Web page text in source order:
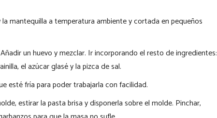
la mantequilla a temperatura ambiente y cortada en pequeños
un huevo y mezclar. Ir incorporando el resto de ingredientes:
el azúcar glasé y la pizca de sal.
esté fría para poder trabajarla con facilidad.
estirar la pasta brisa y disponerla sobre el molde. Pinchar,